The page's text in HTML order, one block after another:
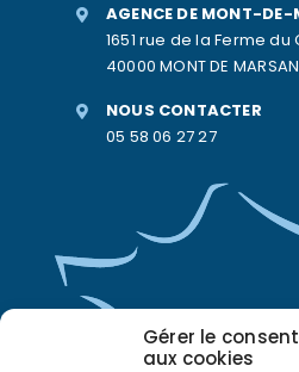
Gérer le
aux cookies
AGENCE DE MONT-DE-
1651 rue de la Ferme
40000 MONT DE MARSAN
NOUS CONTACTER
05 58 06 27 27